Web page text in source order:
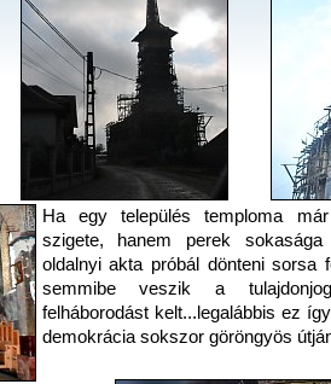
Ha egy település temploma
szigete, hanem perek
oldalnyi akta próbál dönteni sorsa
semmibe veszik a
felháborodást kelt...legalábbis ez
demokrácia sokszor göröngyös